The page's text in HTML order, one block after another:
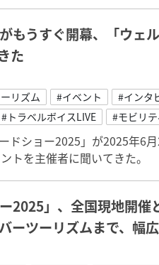
もうすぐ開幕、「ウェ
た
リズム #イベント #インタ
#トラベルボイスLIVE #モビリテ
ドショー2025」が2025年6
トを主催者に聞いてきた。
2025」、全国現地開
ーツーリズムまで、幅